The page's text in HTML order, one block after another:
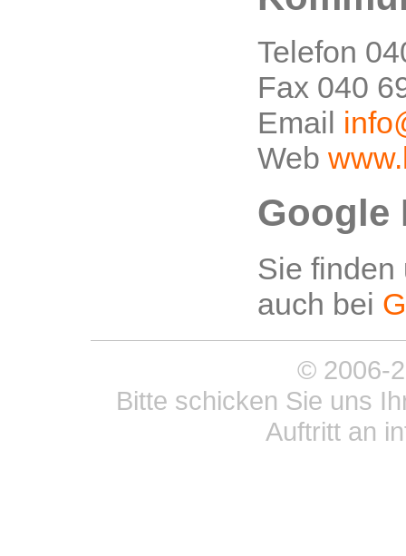
Telefon
Fax 040
Email
Web
Google
Sie finden
auch bei
© 2006-
Bitte schicken Sie uns
Auftritt an